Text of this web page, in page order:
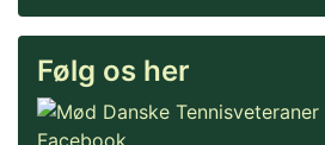
Følg os her